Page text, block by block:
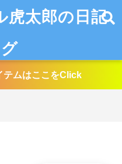
太郎の日記
テムはここをClick